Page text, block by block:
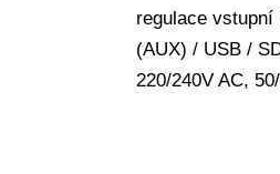
regulace
(AUX) / USB /
220/240V AC,